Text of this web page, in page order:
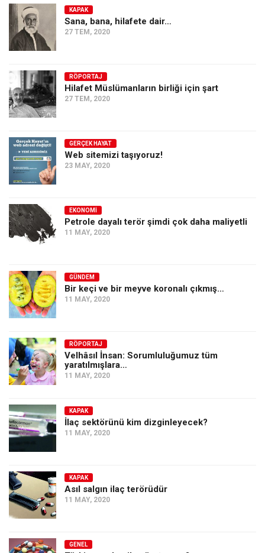
KAPAK
Sana, bana, hilafete dair…
27 TEM, 2020
RÖPORTAJ
Hilafet Müslümanların birliği için şart
27 TEM, 2020
GERÇEK HAYAT
Web sitemizi taşıyoruz!
23 MAY, 2020
EKONOMI
Petrole dayalı terör şimdi çok daha maliyetli
11 MAY, 2020
GÜNDEM
Bir keçi ve bir meyve koronalı çıkmış…
11 MAY, 2020
RÖPORTAJ
Velhâsıl İnsan: Sorumluluğumuz tüm
yaratılmışlara…
11 MAY, 2020
KAPAK
İlaç sektörünü kim dizginleyecek?
11 MAY, 2020
KAPAK
Asıl salgın ilaç terörüdür
11 MAY, 2020
GENEL